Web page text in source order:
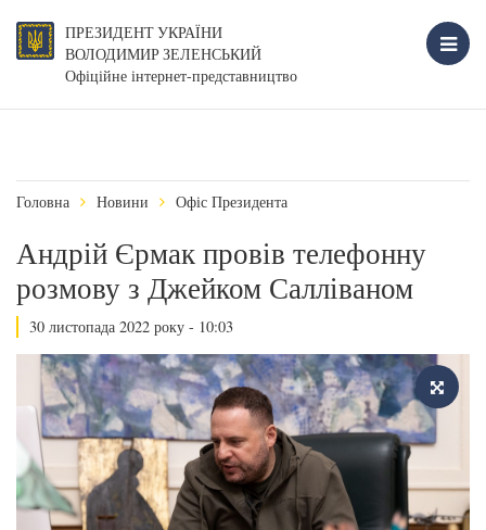
ПРЕЗИДЕНТ УКРАЇНИ
ВОЛОДИМИР ЗЕЛЕНСЬКИЙ
Офіційне інтернет-представництво
Головна Новини Офіс Президента
Андрій Єрмак провів телефонну
розмову з Джейком Салліваном
30 листопада 2022 року - 10:03